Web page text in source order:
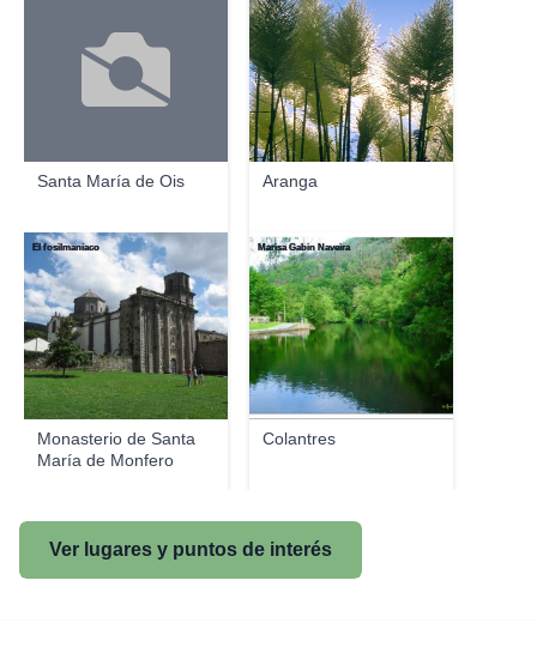
Santa María de Ois Aranga
Monasterio de Santa
María de Monfero
El fosilmaníaco
Colantres
Marisa Gabin Naveira
Ver lugares y puntos de interés